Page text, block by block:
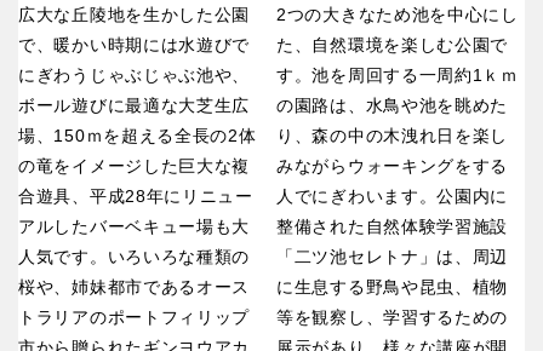
福岡 佐賀
長崎 熊本
大分 宮崎
広大な丘陵地を生かした公園
で、暖かい時期には水遊びで
にぎわうじゃぶじゃぶ池や、
ボール遊びに最適な大芝生広
場、150ｍを超える全長の2体
の竜をイメージした巨大な複
合遊具、平成28年にリニュー
アルしたバーベキュー場も大
人気です。いろいろな種類の
桜や、姉妹都市であるオース
トラリアのポートフィリップ
2つの大きなため池を中心にし
た、自然環境を楽しむ公園で
す。池を周回する一周約1ｋｍ
の園路は、水鳥や池を眺めた
り、森の中の木洩れ日を楽し
みながらウォーキングをする
人でにぎわいます。公園内に
整備された自然体験学習施設
「二ツ池セレトナ」は、周辺
に生息する野鳥や昆虫、植物
等を観察し、学習するための